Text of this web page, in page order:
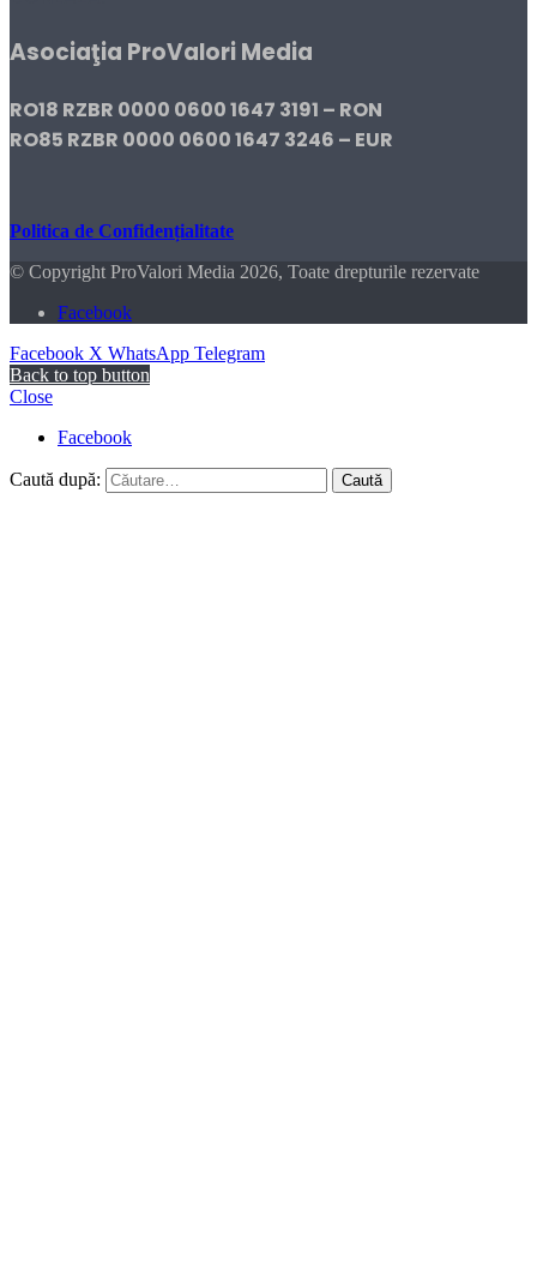
Asociaţia ProValori Media
RO18 RZBR 0000 0600 1647 3191 – RON
RO85 RZBR 0000 0600 1647 3246 – EUR
Politica de Confidențialitate
© Copyright ProValori Media 2026, Toate drepturile rezervate
Facebook
Facebook X WhatsApp Telegram
Back to top button
Close
Facebook
Caută după: